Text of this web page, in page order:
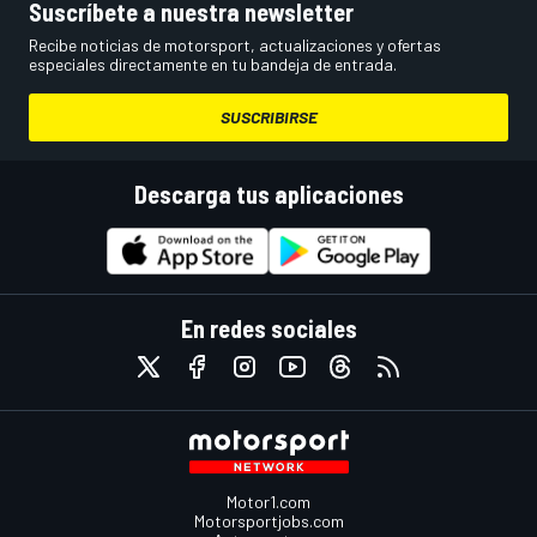
Suscríbete a nuestra newsletter
Recibe noticias de motorsport, actualizaciones y ofertas
especiales directamente en tu bandeja de entrada.
SUSCRIBIRSE
Descarga tus aplicaciones
En redes sociales
Motor1.com
Motorsportjobs.com